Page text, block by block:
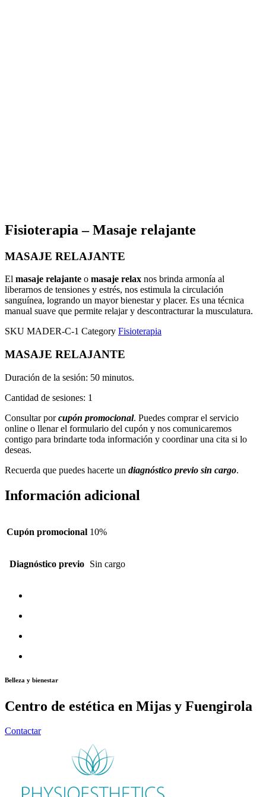
Fisioterapia – Masaje relajante
MASAJE RELAJANTE
El masaje relajante o masaje relax nos brinda armonía al
liberarnos de tensiones y estrés, nos estimula la circulación
sanguínea, logrando un mayor bienestar y placer. Es una técnica
manual suave que permite relajar y descontracturar la musculatura.
SKU MADER-C-1 Category Fisioterapia
MASAJE RELAJANTE
Duración de la sesión: 50 minutos.
Cantidad de sesiones: 1
Consultar porcupón promocional. Puedes comprar el servicio
online o llenar el formulario del cupón y nos comunicaremos
contigo para brindarte toda información y coordinar una cita si lo
deseas.
Recuerda que puedes hacerte un diagnóstico previo sin cargo.
Información adicional
Cupón promocional 10%
Diagnóstico previo Sin cargo
Belleza y bienestar
Centro de estética en Mijas y Fuengirola
Contactar